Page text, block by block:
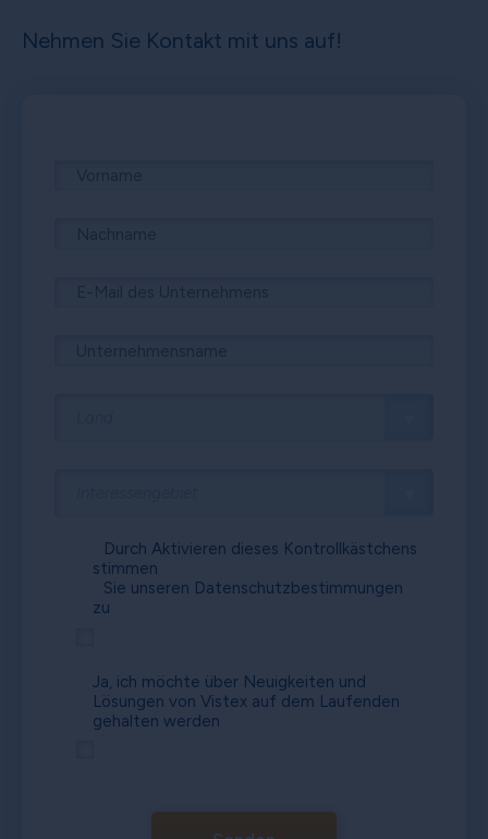
Nehmen Sie Kontakt mit uns auf!
Durch Aktivieren dieses Kontrollkästchens
stimmen
Sie unseren Datenschutzbestimmungen
zu
Ja, ich möchte über Neuigkeiten und
Lösungen von Vistex auf dem Laufenden
gehalten werden